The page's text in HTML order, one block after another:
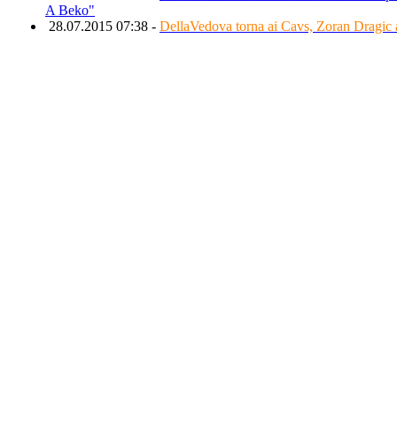
A Beko"
28.07.2015 07:38 - DellaVedova torna ai Cavs, Zoran Dragic